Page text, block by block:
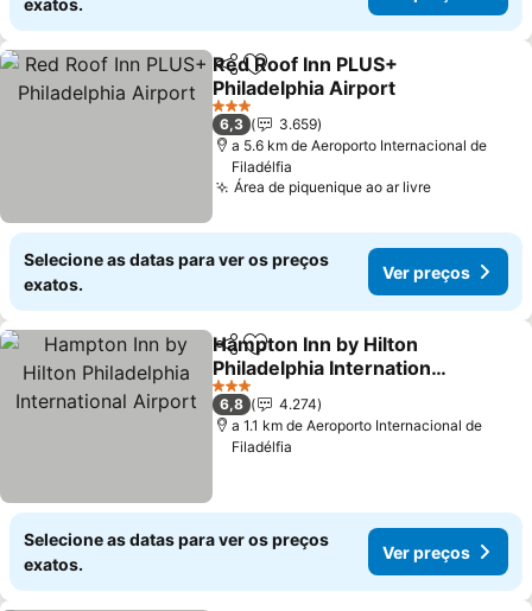
exatos.
PartilharAdicionar aos favoritos
Red Roof Inn PLUS+
Philadelphia Airport
3 Estrelas
6,3
3.659
a 5.6 km de Aeroporto Internacional de
Filadélfia
Área de piquenique ao ar livre
Selecione as datas para ver os preços
exatos.
Ver preços
PartilharAdicionar aos favoritos
Hampton Inn by Hilton
Philadelphia International
Airport
3 Estrelas
6,8
4.274
a 1.1 km de Aeroporto Internacional de
Filadélfia
Selecione as datas para ver os preços
exatos.
Ver preços